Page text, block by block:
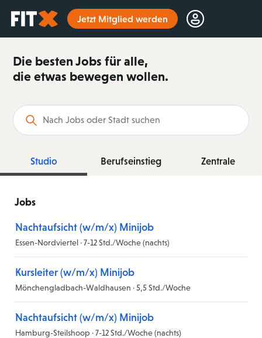
Startseite Jetzt Mitglied werden
Die besten Jobs für alle,
die etwas bewegen wollen.
Suchbegriff
Studio Berufseinstieg Zentrale
Jobs
Nachtaufsicht (w/m/x) Minijob
Essen-Nordviertel · 7-12 Std./Woche (nachts)
Kursleiter (w/m/x) Minijob
Mönchengladbach-Waldhausen · 5,5 Std./Woche
Nachtaufsicht (w/m/x) Minijob
Hamburg-Steilshoop · 7-12 Std./Woche (nachts)